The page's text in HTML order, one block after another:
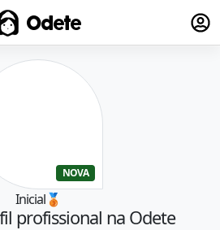
Odete
NOVA
Inicial🥉
profissional na Odete